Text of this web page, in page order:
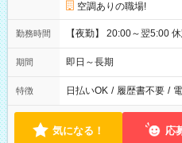
空調ありの職場!
勤務時間 【夜勤】 20:00～翌5:00
期間 即日～長期
特徴 日払いOK / 履歴書不要 /
気になる！ 応